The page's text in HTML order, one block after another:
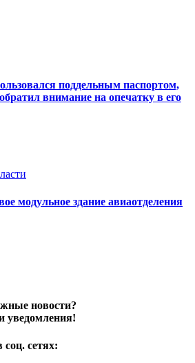
поддельным паспортом,
внимание на опечатку в его
модульное здание авиаотделения
новости?
уведомления!
сетях: